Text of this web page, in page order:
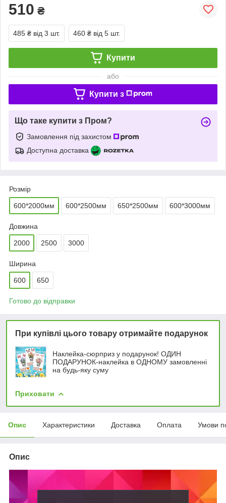
510 ₴
485 ₴ від 3 шт. 460 ₴ від 5 шт.
Купити
або
Купити з
Що таке купити з Пром?
Замовлення під захистом
Доступна доставка
Розмір
600*2000мм 600*2500мм 650*2500мм 600*3000мм
Довжина
2000 2500 3000
Ширина
600 650
Готово до відправки
При купівлі цього товару отримайте подарунок
Наклейка-сюрприз у подарунок! ОДИН
ПОДАРУНОК-наклейка в ОДНОМУ замовленні
на будь-яку суму
Приховати
Опис Характеристики Доставка Оплата Умови
Опис